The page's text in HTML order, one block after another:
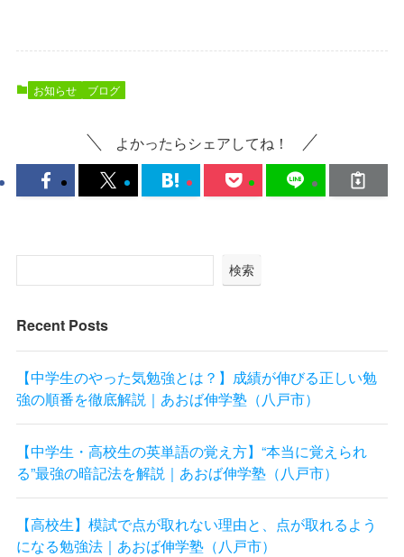
お知らせ ブログ
よかったらシェアしてね！
検索
Recent Posts
【中学生のやった気勉強とは？】成績が伸びる正しい勉
強の順番を徹底解説｜あおば伸学塾（八戸市）
【中学生・高校生の英単語の覚え方】“本当に覚えられ
る”最強の暗記法を解説｜あおば伸学塾（八戸市）
【高校生】模試で点が取れない理由と、点が取れるよう
になる勉強法｜あおば伸学塾（八戸市）